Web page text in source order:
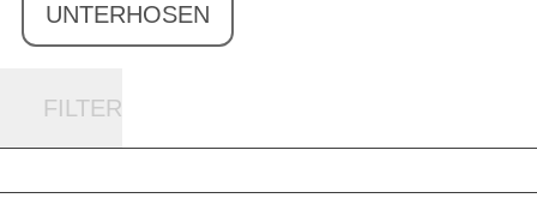
UNTERHOSEN
FILTER